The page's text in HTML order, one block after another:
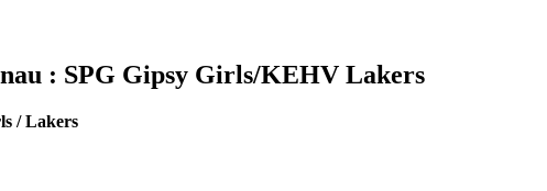
: SPG Gipsy Girls/KEHV Lakers
/ Lakers